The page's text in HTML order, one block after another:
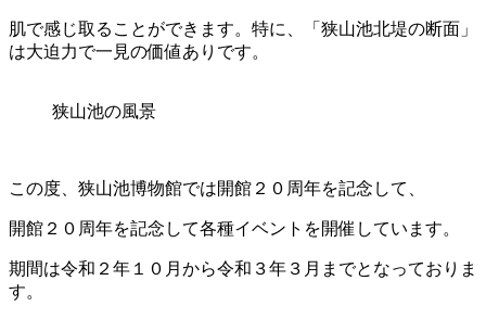
肌で感じ取ることができます。特に、「狭山池北堤の断面」
は大迫力で一見の価値ありです。
狭山池の風景
この度、狭山池博物館では開館２０周年を記念して、
開館２０周年を記念して各種イベントを開催しています。
期間は令和２年１０月から令和３年３月までとなっておりま
す。